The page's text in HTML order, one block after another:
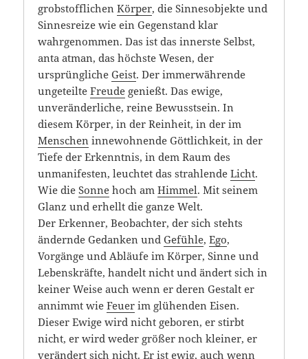
grobstofflichenKörper, die Sinnesobjekte und
Sinnesreize wie ein Gegenstand klar
wahrgenommen. Das ist das innerste Selbst,
anta atman, das höchste Wesen, der
ursprünglicheGeist. Der immerwährende
ungeteilteFreude genießt. Das ewige,
unveränderliche, reine Bewusstsein. In
diesem Körper, in der Reinheit, in der im
Menschen innewohnende Göttlichkeit, in der
Tiefe der Erkenntnis, in dem Raum des
unmanifesten, leuchtet das strahlendeLicht.
Wie dieSonne hoch amHimmel. Mit seinem
Glanz und erhellt die ganze Welt.
Der Erkenner, Beobachter, der sich stehts
ändernde Gedanken undGefühle,Ego,
Vorgänge und Abläufe im Körper, Sinne und
Lebenskräfte, handelt nicht und ändert sich in
keiner Weise auch wenn er deren Gestalt er
annimmt wieFeuer im glühenden Eisen.
Dieser Ewige wird nicht geboren, er stirbt
nicht, er wird weder größer noch kleiner, er
verändert sich nicht. Er ist ewig, auch wenn